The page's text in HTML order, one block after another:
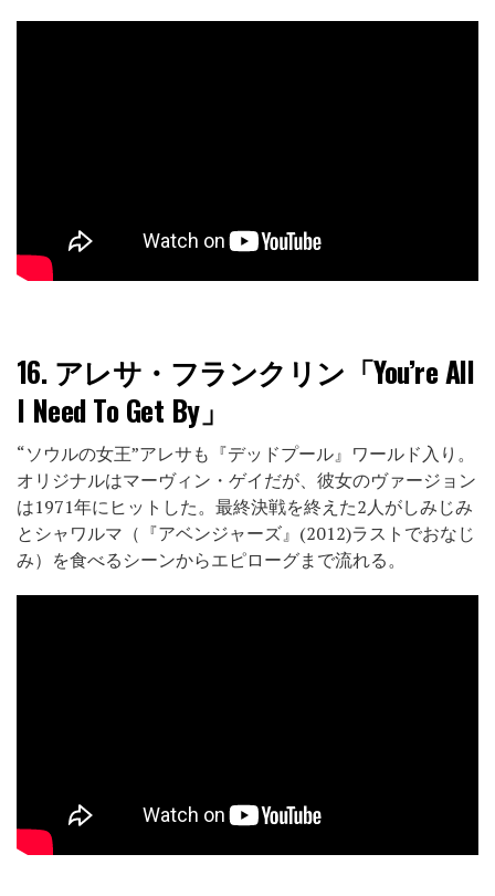
16. アレサ・フランクリン「You’re All
I Need To Get By」
“ソウルの女王”アレサも『デッドプール』ワールド入り。
オリジナルはマーヴィン・ゲイだが、彼女のヴァージョン
は1971年にヒットした。最終決戦を終えた2人がしみじみ
とシャワルマ（『アベンジャーズ』(2012)ラストでおなじ
み）を食べるシーンからエピローグまで流れる。